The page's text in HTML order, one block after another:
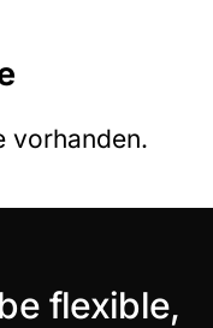
vorhanden.
flexible,